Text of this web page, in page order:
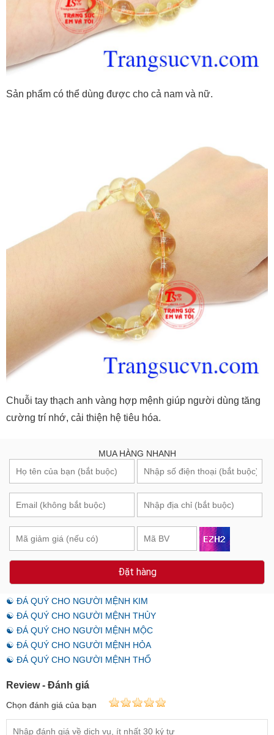
Sản phẩm có thể dùng được cho cả nam và nữ.
Chuỗi tay thạch anh vàng hợp mệnh giúp người dùng tăng
cường trí nhớ, cải thiện hệ tiêu hóa.
MUA HÀNG NHANH
Đặt hàng
☯ ĐÁ QUÝ CHO NGƯỜI MỆNH KIM
☯ ĐÁ QUÝ CHO NGƯỜI MỆNH THỦY
☯ ĐÁ QUÝ CHO NGƯỜI MỆNH MỘC
☯ ĐÁ QUÝ CHO NGƯỜI MỆNH HỎA
☯ ĐÁ QUÝ CHO NGƯỜI MỆNH THỔ
Review - Đánh giá
Chọn đánh giá của bạn